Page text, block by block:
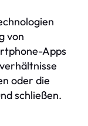
von
Apps
oder die
schließen.